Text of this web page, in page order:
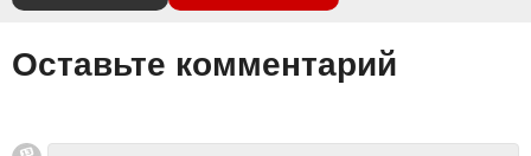
Оставьте комментарий